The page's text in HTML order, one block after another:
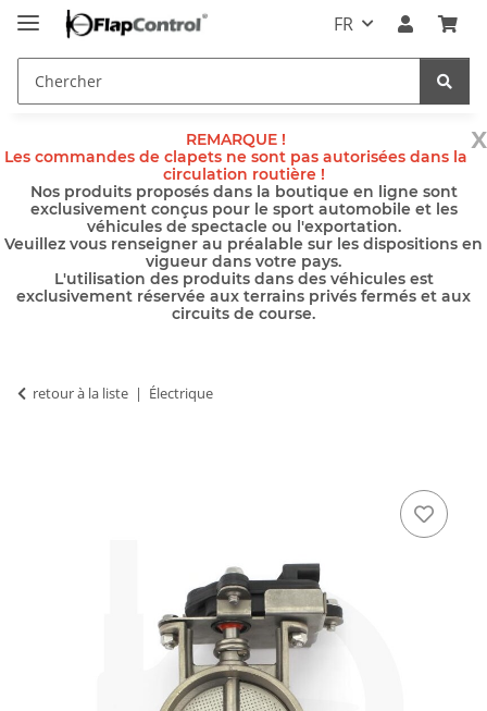
FR
x
REMARQUE !
Les commandes de clapets ne sont pas autorisées dans la
circulation routière !
Nos produits proposés dans la boutique en ligne sont
exclusivement conçus pour le sport automobile et les
véhicules de spectacle ou l'exportation.
Veuillez vous renseigner au préalable sur les dispositions en
vigueur dans votre pays.
L'utilisation des produits dans des véhicules est
exclusivement réservée aux terrains privés fermés et aux
circuits de course.
retour à la liste Électrique